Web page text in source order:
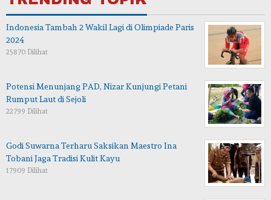
Indonesia Tambah 2 Wakil Lagi di Olimpiade Paris
2024
25870 Dilihat
Potensi Menunjang PAD, Nizar Kunjungi Petani
Rumput Laut di Sejoli
22799 Dilihat
Godi Suwarna Terharu Saksikan Maestro Ina
Tobani Jaga Tradisi Kulit Kayu
17909 Dilihat